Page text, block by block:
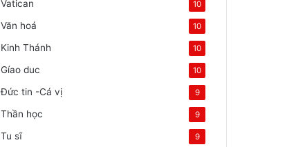
Vatican 10
Văn hoá 10
Kinh Thánh 10
Gíao duc 10
Đức tin -Cá vị 9
Thần học 9
Tu sĩ 9